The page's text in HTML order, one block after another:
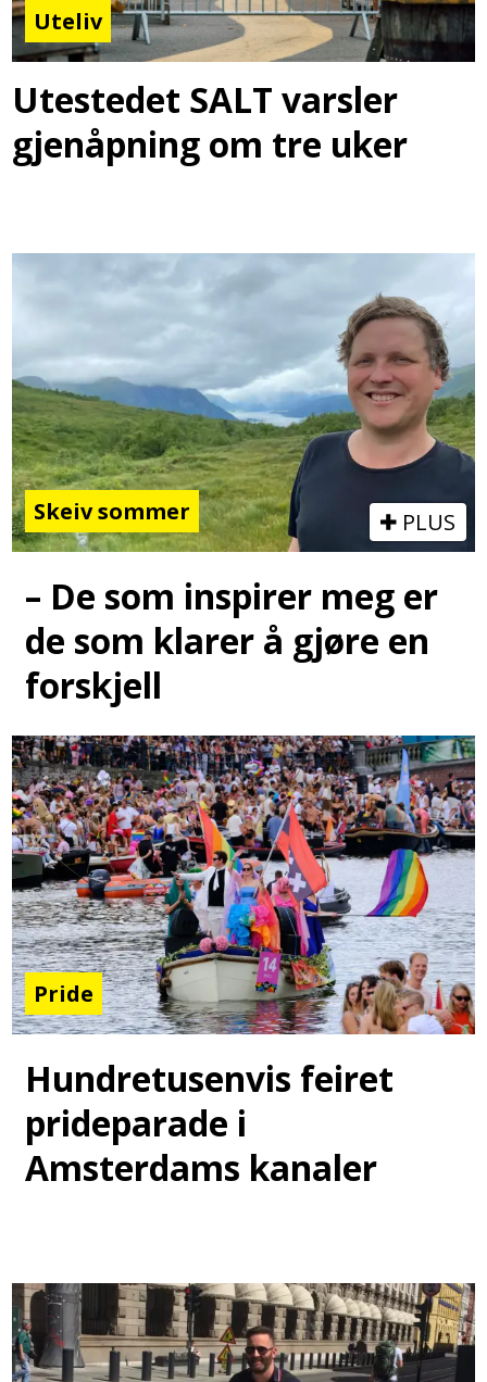
Uteliv
Utestedet SALT varsler
gjenåpning om tre uker
Skeiv sommer PLUS
– De som inspirer meg er
de som klarer å gjøre en
forskjell
Pride
Hundretusenvis feiret
prideparade i
Amsterdams kanaler